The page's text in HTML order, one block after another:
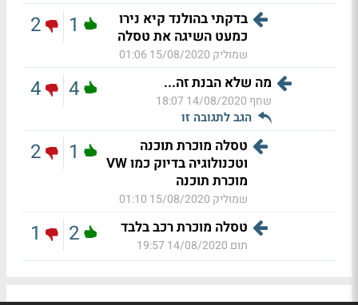
בדקתי בהולנד קיא נירו
כמעט השיגה את טסלה
שמוליק 15/08/2020 01:06
1
2
מה שלא הבנת זה...
שחף 14/08/2020 18:07
הגב לתגובה זו
4
4
טסלה מוכרת תוכנה
וטכנולוגיה בדיוק כמו VW
מוכרת תוכנה
שמוליק 15/08/2020 01:10
1
2
טסלה מוכרת רכב בלבד
תום 14/08/2020 19:57
2
1